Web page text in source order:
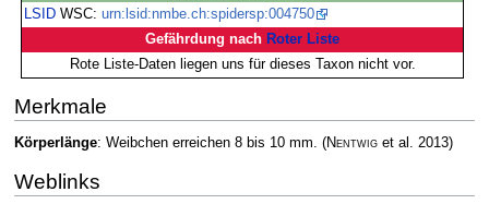
LSID WSC:urn:lsid:nmbe.ch:spidersp:004750
Gefährdung nach Roter Liste
Rote Liste-Daten liegen uns für dieses Taxon nicht vor.
Merkmale
Körperlänge: Weibchen erreichen 8 bis 10 mm. (Nentwiget al. 2013)
Weblinks